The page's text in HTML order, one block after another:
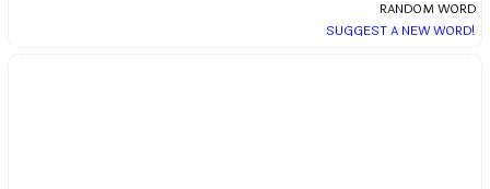
RANDOM WORD
SUGGEST A NEW WORD!